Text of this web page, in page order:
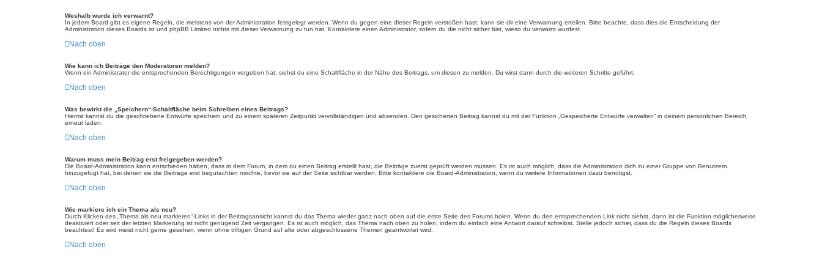
Weshalb wurde ich verwarnt?
In jedem Board gibt es eigene Regeln, die meistens von der Administration festgelegt werden. Wenn du gegen eine dieser Regeln verstoßen hast, kann sie dir eine Verwarnung erteilen. Bitte beachte, dass dies die Entscheidung der
Administration dieses Boards ist und phpBB Limited nichts mit dieser Verwarnung zu tun hat. Kontaktiere einen Administrator, sofern du die nicht sicher bist, wieso du verwarnt wurdest.
Nach oben
Wie kann ich Beiträge den Moderatoren melden?
Wenn ein Administrator die entsprechenden Berechtigungen vergeben hat, siehst du eine Schaltfläche in der Nähe des Beitrags, um diesen zu melden. Du wirst dann durch die weiteren Schritte geführt.
Nach oben
Was bewirkt die „Speichern“-Schaltfläche beim Schreiben eines Beitrags?
Hiermit kannst du die geschriebene Entwürfe speichern und zu einem späteren Zeitpunkt vervollständigen und absenden. Den gesicherten Beitrag kannst du mit der Funktion „Gespeicherte Entwürfe verwalten“ in deinem persönlichen Bereich
erneut laden.
Nach oben
Warum muss mein Beitrag erst freigegeben werden?
Die Board-Administration kann entschieden haben, dass in dem Forum, in dem du einen Beitrag erstellt hast, die Beiträge zuerst geprüft werden müssen. Es ist auch möglich, dass die Administration dich zu einer Gruppe von Benutzern
hinzugefügt hat, bei denen sie die Beiträge erst begutachten möchte, bevor sie auf der Seite sichtbar werden. Bitte kontaktiere die Board-Administration, wenn du weitere Informationen dazu benötigst.
Nach oben
Wie markiere ich ein Thema als neu?
Durch Klicken des „Thema als neu markieren“-Links in der Beitragsansicht kannst du das Thema wieder ganz nach oben auf die erste Seite des Forums holen. Wenn du den entsprechenden Link nicht siehst, dann ist die Funktion möglicherweise
deaktiviert oder seit der letzten Markierung ist nicht genügend Zeit vergangen. Es ist auch möglich, das Thema nach oben zu holen, indem du einfach eine Antwort darauf schreibst. Stelle jedoch sicher, dass du die Regeln dieses Boards
beachtest! Es wird meist nicht gerne gesehen, wenn ohne triftigen Grund auf alte oder abgeschlossene Themen geantwortet wird.
Nach oben